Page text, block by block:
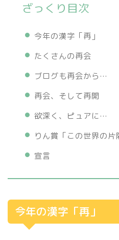
ざっくり目次
今年の漢字「再」
たくさんの再会
ブログも再会から…
再会、そして再開
欲深く、ピュアに…
りん賞「この世界の片
宣言
今年の漢字「再」